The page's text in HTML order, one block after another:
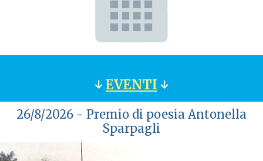
↓EVENTI ↓
26/8/2026 - Premio di poesia Antonella
Sparpagli